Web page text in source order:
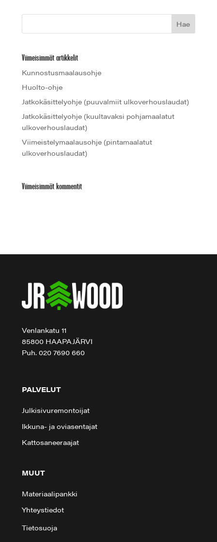
Viimeisimmät artikkelit
Kunnostusmaalausohje
Huolto-ohje
Jatkokäsittelyohje (puuvalmiit ulkoverhouslaudat)
Jatkokäsittelyohje (kuultavaksi pohjamaalatut
ulkoverhouslaudat)
Viimeistelymaalausohje (pintamaalatut
ulkoverhouslaudat)
Viimeisimmät kommentit
Venlankatu 11
85800 HAAPAJÄRVI
Puh. 020 7690 660
PALVELUT
Julkisivuremontoijat
Ikkuna- ja oviasentajat
Kattosaneeraajat
MUUT
Materiaalipankki
Yhteystiedot
Tietosuoja